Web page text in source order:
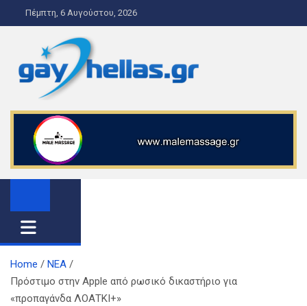
k
e
Πέμπτη, 6 Αυγούστου, 2026
gayhellas.gr – lgbt news and
guide
lgbt news & guide
Home
ΝΕΑ
Πρόστιμο στην Apple από ρωσικό δικαστήριο για
«προπαγάνδα ΛΟΑΤΚΙ+»